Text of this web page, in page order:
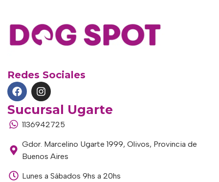
Redes Sociales
Sucursal Ugarte
1136942725
Gdor. Marcelino Ugarte 1999, Olivos, Provincia de
Buenos Aires
Lunes a Sábados 9hs a 20hs